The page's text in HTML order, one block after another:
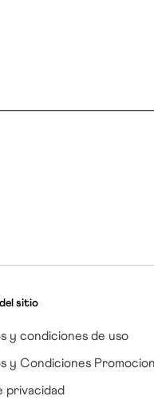
sitio
y condiciones de uso
y Condiciones
privacidad